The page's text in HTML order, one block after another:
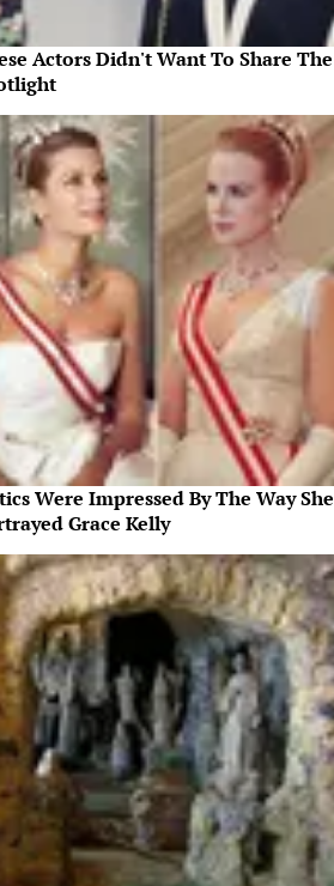
Actors Didn't Want To Share The
Were Impressed By The Way She
Grace Kelly